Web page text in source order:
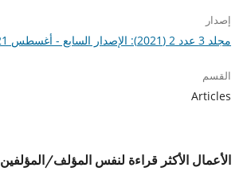
إصدار
مجلد 3 عدد 2 (2021): الإصدار السابع - أغسطس 2021
القسم
Articles
الأعمال الأكثر قراءة لنفس المؤلف/المؤلفين